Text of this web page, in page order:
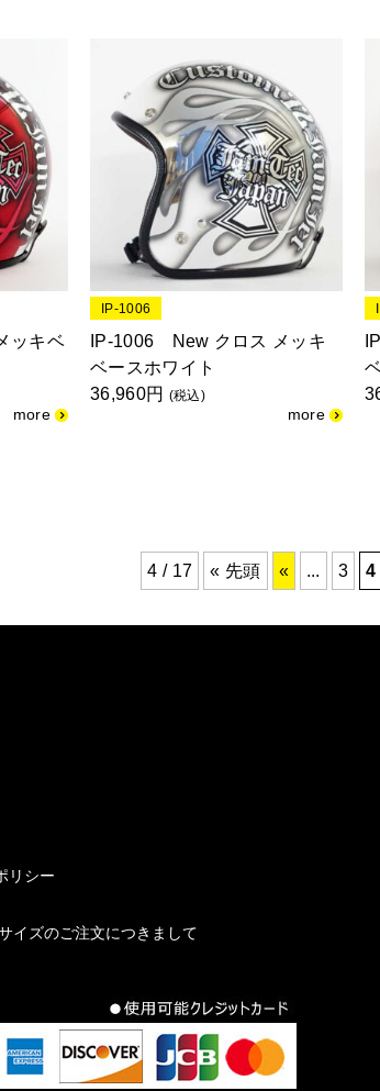
ッキベ
IP-1006
IP-1006 New クロス メッキ
ベースホワイト
36,960円 (税込)
4 / 17 « 先頭 « ... 3 4
リシー
イズのご注文につきまして